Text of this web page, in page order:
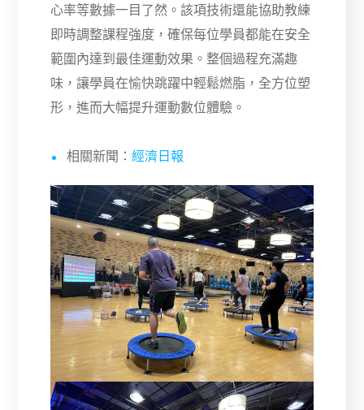
心率等數據一目了然。該項技術還能協助教練
即時調整課程強度，確保每位學員都能在安全
範圍內達到最佳運動效果。整個過程充滿趣
味，讓學員在愉快跳躍中輕鬆燃脂，全方位塑
形，進而大幅提升運動數位體驗。
相關新聞：經濟日報